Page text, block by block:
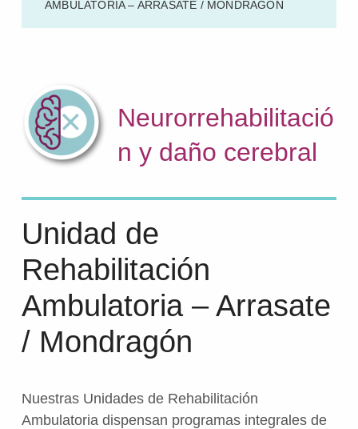
AMBULATORIA – ARRASATE / MONDRAGÓN
Neurorrehabilitació
n y daño cerebral
Unidad de
Rehabilitación
Ambulatoria – Arrasate
/ Mondragón
Nuestras Unidades de Rehabilitación
Ambulatoria dispensan programas integrales de